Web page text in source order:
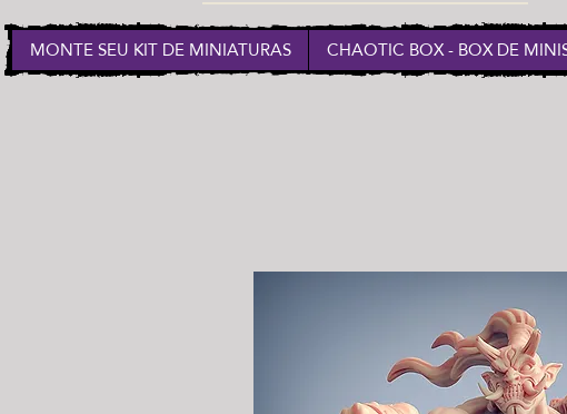
MONTE SEU KIT DE MINIATURAS CHAOTIC BOX - BOX DE